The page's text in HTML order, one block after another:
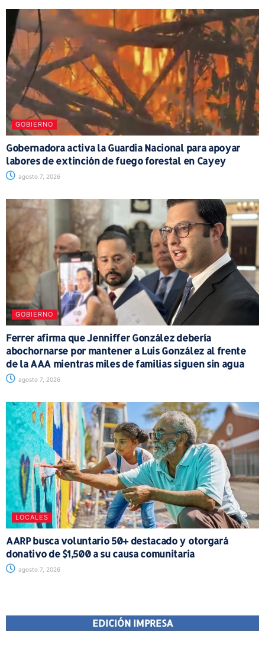
GOBIERNO
Gobernadora activa la Guardia Nacional para apoyar
labores de extinción de fuego forestal en Cayey
agosto 7, 2026
GOBIERNO
Ferrer afirma que Jenniffer González debería
abochornarse por mantener a Luis González al frente
de la AAA mientras miles de familias siguen sin agua
agosto 7, 2026
LOCALES
AARP busca voluntario 50+ destacado y otorgará
donativo de $1,500 a su causa comunitaria
agosto 7, 2026
EDICIÓN IMPRESA